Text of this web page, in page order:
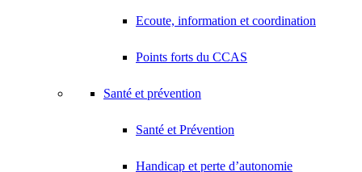
Ecoute, information et coordination
Points forts du CCAS
Santé et prévention
Santé et Prévention
Handicap et perte d’autonomie